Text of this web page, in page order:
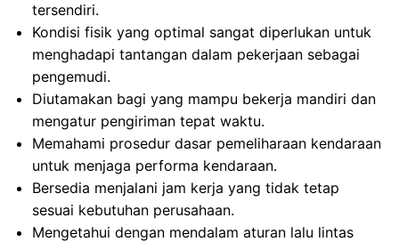
tersendiri.
Kondisi fisik yang optimal sangat diperlukan untuk
menghadapi tantangan dalam pekerjaan sebagai
pengemudi.
Diutamakan bagi yang mampu bekerja mandiri dan
mengatur pengiriman tepat waktu.
Memahami prosedur dasar pemeliharaan kendaraan
untuk menjaga performa kendaraan.
Bersedia menjalani jam kerja yang tidak tetap
sesuai kebutuhan perusahaan.
Mengetahui dengan mendalam aturan lalu lintas